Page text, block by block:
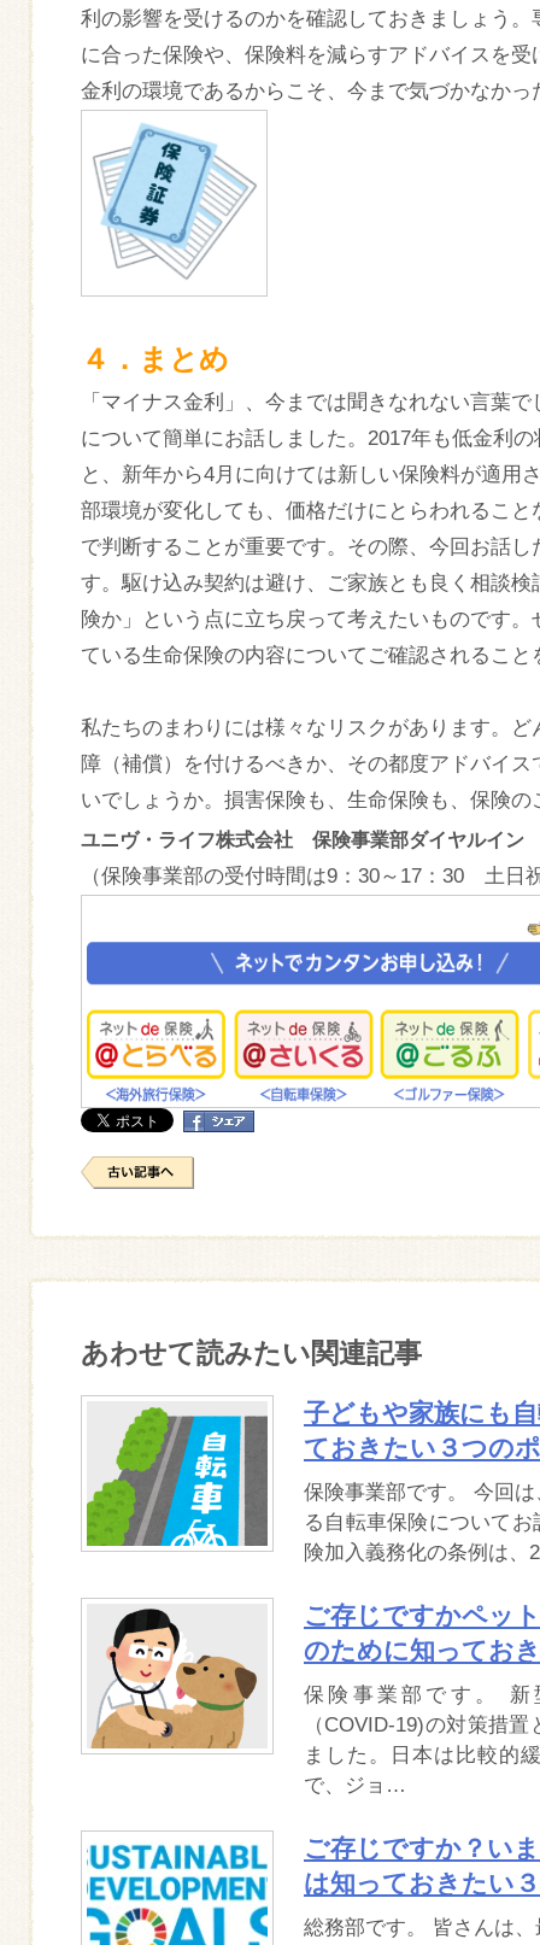
利の影響を受けるのかを確認しておきましょう
に合った保険や、保険料を減らすアドバイスを
金利の環境であるからこそ、今まで気づかなか
４．まとめ
「マイナス金利」、今までは聞きなれない言葉
について簡単にお話しました。2017年も低金利
と、新年から4月に向けては新しい保険料が適用
部環境が変化しても、価格だけにとらわれるこ
で判断することが重要です。その際、今回お話
す。駆け込み契約は避け、ご家族とも良く相談
険か」という点に立ち戻って考えたいものです
ている生命保険の内容についてご確認されること
私たちのまわりには様々なリスクがあります。
障（補償）を付けるべきか、その都度アドバイ
いでしょうか。損害保険も、生命保険も、保険
ユニヴ・ライフ株式会社 保険事業部ダイヤルイ
（保険事業部の受付時間は9：30～17：30 土日
あわせて読みたい関連記事
子どもや家族にも
ておきたい３つの
保険事業部です。 今回
る自転車保険について
険加入義務化の条例は
ご存じですかペッ
のために知ってお
保険事業部です。 新
（COVID-19)の対策措
ました。日本は比較的
で、ジョ…
ご存じですか？い
は知っておきたい
総務部です。 皆さんは